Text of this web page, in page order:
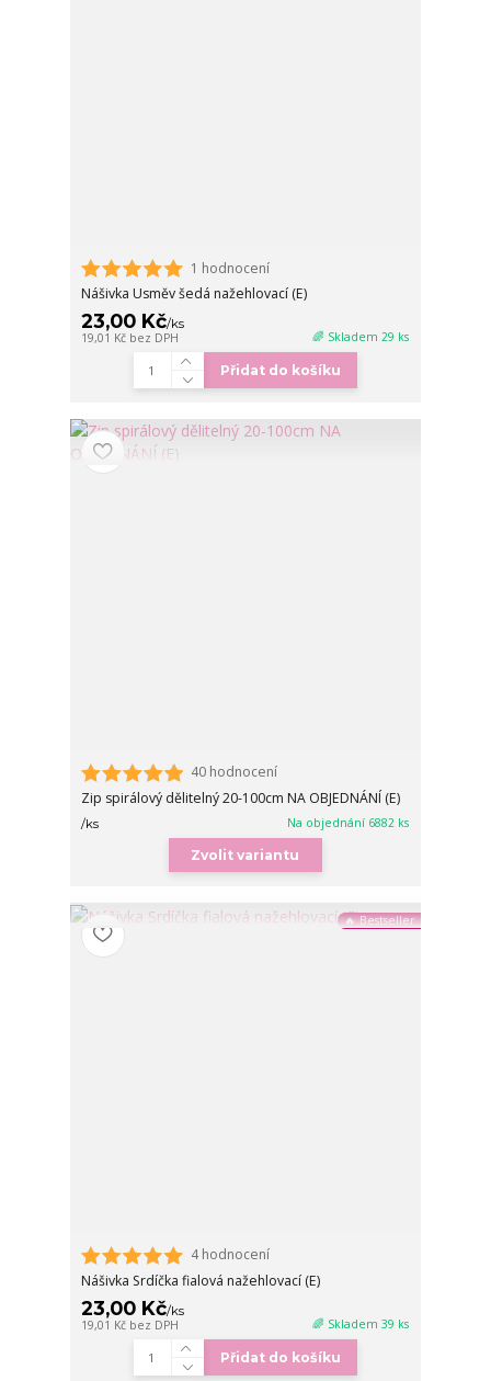
1 hodnocení
Nášivka Usměv šedá nažehlovací (E)
23,00 Kč/ks
19,01 Kč bez DPH 🌈 Skladem 29 ks
Přidat do košíku
40 hodnocení
Zip spirálový dělitelný 20-100cm NA OBJEDNÁNÍ (E)
/ks Na objednání 6882 ks
Zvolit variantu
🔥 Bestseller
4 hodnocení
Nášivka Srdíčka fialová nažehlovací (E)
23,00 Kč/ks
19,01 Kč bez DPH 🌈 Skladem 39 ks
Přidat do košíku